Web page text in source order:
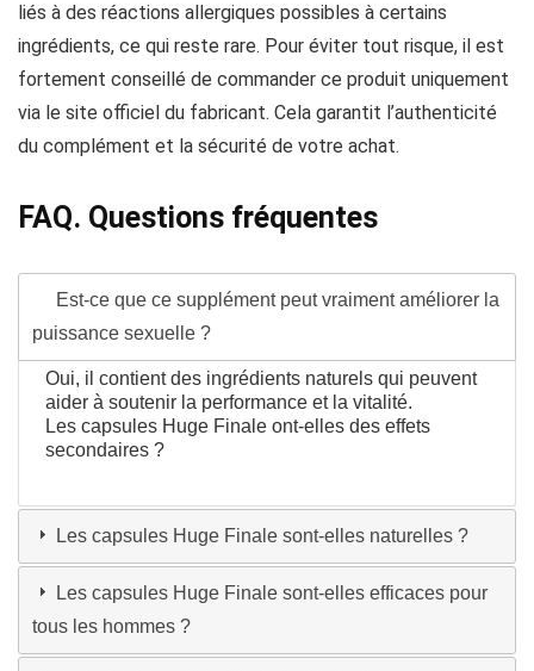
liés à des réactions allergiques possibles à certains
ingrédients, ce qui reste rare. Pour éviter tout risque, il est
fortement conseillé de commander ce produit uniquement
via le site officiel du fabricant. Cela garantit l’authenticité
du complément et la sécurité de votre achat.
FAQ. Questions fréquentes
Est-ce que ce supplément peut vraiment améliorer la
puissance sexuelle ?
Oui, il contient des ingrédients naturels qui peuvent
aider à soutenir la performance et la vitalité.
Les capsules Huge Finale ont-elles des effets
secondaires ?
Les capsules Huge Finale sont-elles naturelles ?
Les capsules Huge Finale sont-elles efficaces pour
tous les hommes ?